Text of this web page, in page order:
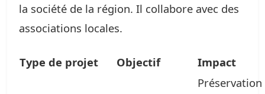
la société de la région. Il collabore avec des
associations locales.
Type de projet Objectif Impact
Préservation